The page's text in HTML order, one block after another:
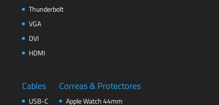
Thunderbolt
VGA
DVI
HDMI
Cables
USB-C
Correas & Protectores
Apple Watch 44mm